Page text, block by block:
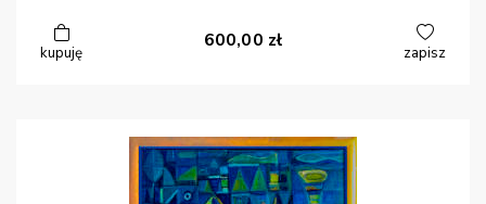
kupuję
600,00 zł
zapisz